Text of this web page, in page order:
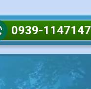
0939-1147147